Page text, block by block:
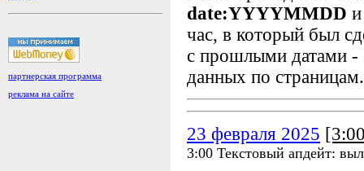
партнерская программа
реклама на сайте
date:YYYYMMDD
час, в который был
с прошлыми датами -
данных по страницам.
23 февраля 2025
3:00 Текстовый апдейт: